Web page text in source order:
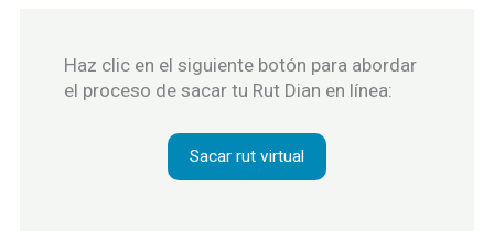
Haz clic en el siguiente botón para abordar
el proceso de sacar tu Rut Dian en línea:
Sacar rut virtual